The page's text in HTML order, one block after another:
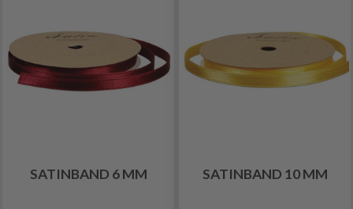
SATINBAND 6 MM SATINBAND 10 MM